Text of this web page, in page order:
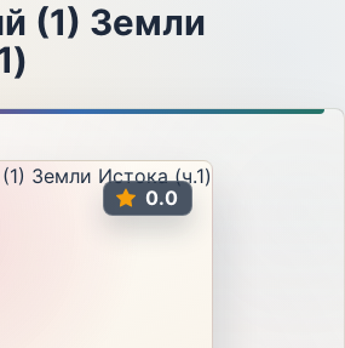
(1) Земли
0.0